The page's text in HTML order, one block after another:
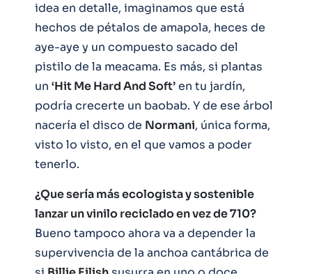
idea en detalle, imaginamos que está
hechos de pétalos de amapola, heces de
aye-aye y un compuesto sacado del
pistilo de la meacama. Es más, si plantas
un ‘Hit Me Hard And Soft’en tu jardín,
podría crecerte un baobab. Y de ese árbol
nacería el disco de Normani, única forma,
visto lo visto, en el que vamos a poder
tenerlo.
¿Que sería más ecologista y sostenible
lanzar un vinilo reciclado en vez de 710?
Bueno tampoco ahora va a depender la
supervivencia de la anchoa cantábrica de